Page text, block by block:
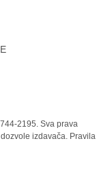
2195. Sva prava
izdavača. Pravila